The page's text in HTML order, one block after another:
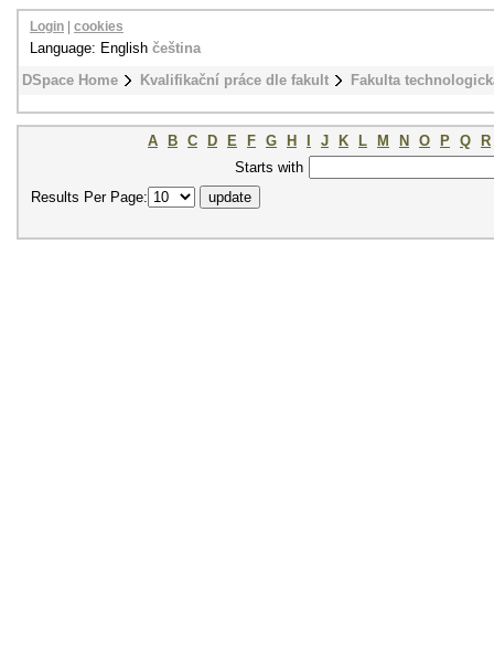
DSpace Home Kvalifikační práce dle fakult Fakulta
Login cookies
Language: English čeština
A B C D E F G H J K L M N O P Q
R
Starts with
Results Per Page: